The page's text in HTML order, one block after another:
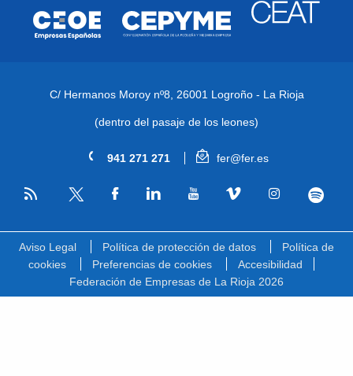
C/ Hermanos Moroy nº8, 26001 Logroño - La Rioja
(dentro del pasaje de los leones)
941 271 271 fer@fer.es
RSS
Aviso Legal Política de protección de datos
Política de
cookies
Preferencias de cookies
Accesibilidad
Federación de Empresas de La Rioja 2026